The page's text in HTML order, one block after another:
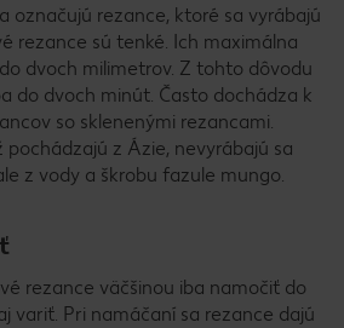
označujú rezance, ktoré sa vyrábajú
rezance sú tenké. Ich maximálna
dvoch milimetrov. Z tohto dôvodu
do dvoch minút. Často dochádza k
so sklenenými rezancami.
pochádzajú z Ázie, nevyrábajú sa
z vody a škrobu fazule mungo.
rezance väčšinou iba namočiť do
variť. Pri namáčaní sa rezance dajú